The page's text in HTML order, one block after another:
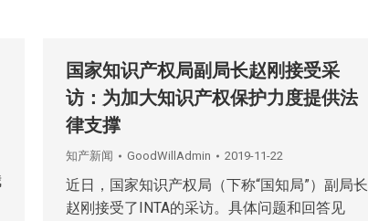
国家知识产权局副局长赵刚接受采
访：为加大知识产权保护力度提供法
律支撑
知产新闻 GoodWillAdmin 2019-11-22
近日，国家知识产权局（下称“国知局”）副局长
赵刚接受了INTA的采访。具体问题和回答见